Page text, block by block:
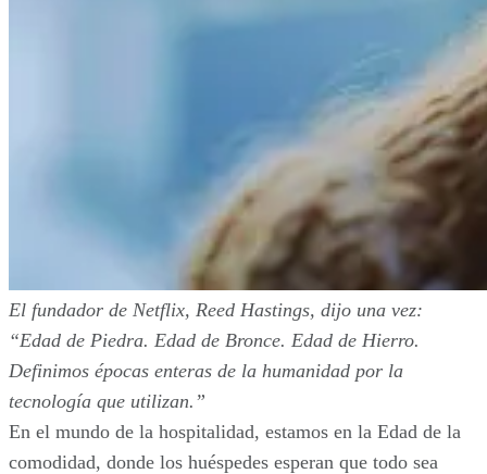
El fundador de Netflix, Reed Hastings, dijo una vez:
“Edad de Piedra. Edad de Bronce. Edad de Hierro.
Definimos épocas enteras de la humanidad por la
tecnología que utilizan.”
En el mundo de la hospitalidad, estamos en la Edad de la
comodidad, donde los huéspedes esperan que todo sea